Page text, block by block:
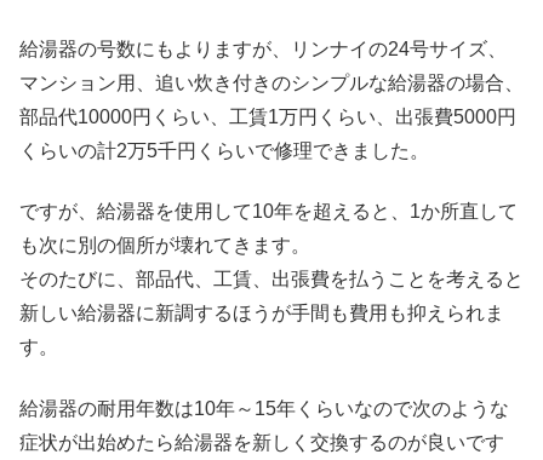
給湯器の号数にもよりますが、リンナイの24号サイズ、
マンション用、追い炊き付きのシンプルな給湯器の場合、
部品代10000円くらい、工賃1万円くらい、出張費5000円
くらいの計2万5千円くらいで修理できました。
ですが、給湯器を使用して10年を超えると、1か所直して
も次に別の個所が壊れてきます。
そのたびに、部品代、工賃、出張費を払うことを考えると
新しい給湯器に新調するほうが手間も費用も抑えられま
す。
給湯器の耐用年数は10年～15年くらいなので次のような
症状が出始めたら給湯器を新しく交換するのが良いです